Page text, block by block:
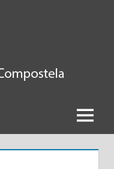
Menu